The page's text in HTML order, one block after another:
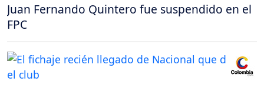
Juan Fernando Quintero fue suspendido en el
FPC